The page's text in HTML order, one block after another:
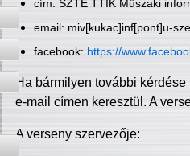
cím: SZTE TTIK Műszaki
email: miv[kukac]inf[pont]u-
facebook: https://
Ha bármilyen további
e-mail címen keresztül. A
A verseny szervezője: